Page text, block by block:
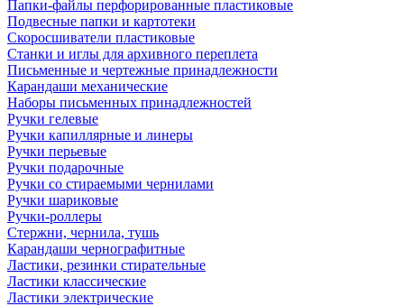
Папки-файлы перфорированные пластиковые
Подвесные папки и картотеки
Скоросшиватели пластиковые
Станки и иглы для архивного переплета
Письменные и чертежные принадлежности
Карандаши механические
Наборы письменных принадлежностей
Ручки гелевые
Ручки капиллярные и линеры
Ручки перьевые
Ручки подарочные
Ручки со стираемыми чернилами
Ручки шариковые
Ручки-роллеры
Стержни, чернила, тушь
Карандаши чернографитные
Ластики, резинки стирательные
Ластики классические
Ластики электрические